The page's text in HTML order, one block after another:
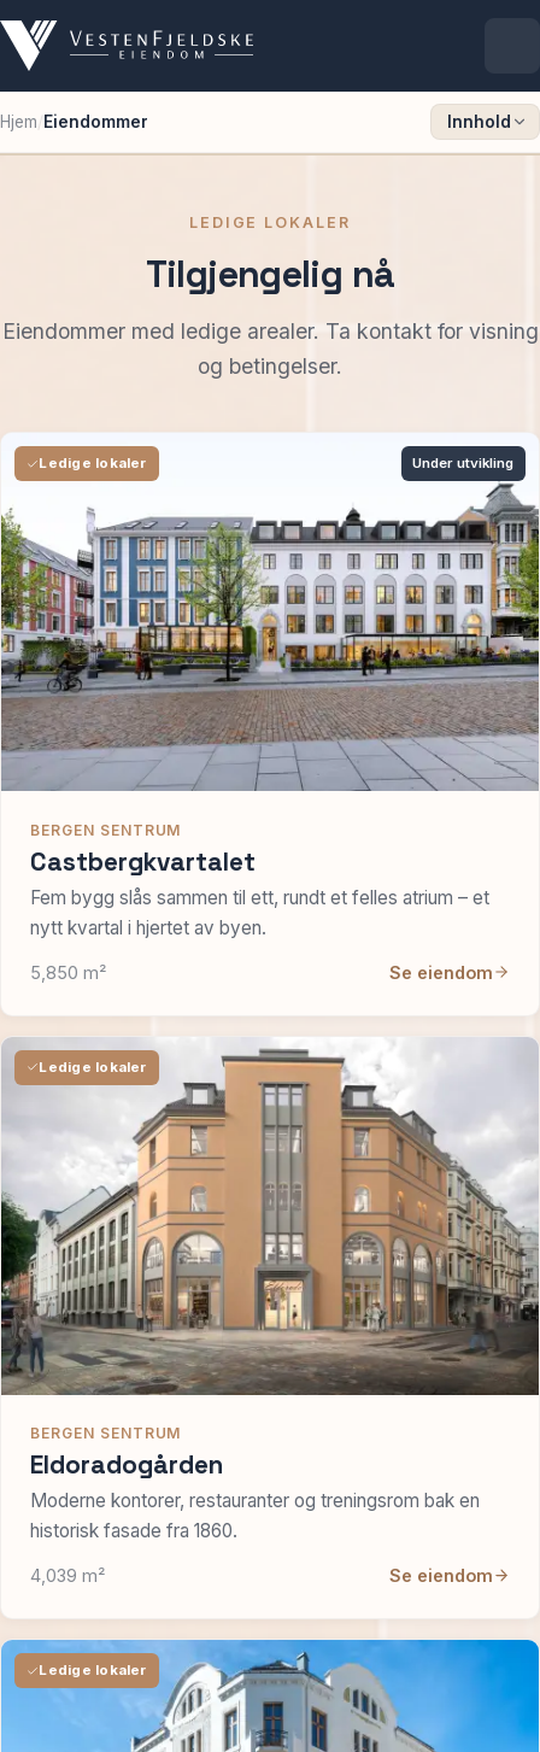
Ledige lokaler
Aktuelt
Kontakt
Spør oss
Hjem/Eiendommer Innhold
LEDIGE LOKALER
Tilgjengelig nå
Eiendommer med ledige arealer. Ta kontakt for visning
og betingelser.
Ledige lokaler Under utvikling
BERGEN SENTRUM
Castbergkvartalet
Fem bygg slås sammen til ett, rundt et felles atrium – et
nytt kvartal i hjertet av byen.
5,850 m² Se eiendom
Ledige lokaler
BERGEN SENTRUM
Eldoradogården
Moderne kontorer, restauranter og treningsrom bak en
historisk fasade fra 1860.
4,039 m² Se eiendom
Ledige lokaler